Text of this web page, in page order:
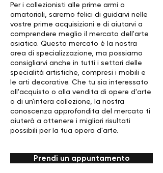
Per i collezionisti alle prime armi o
amatoriali, saremo felici di guidarvi nelle
vostre prime acquisizioni e di aiutarvi a
comprendere meglio il mercato dell'arte
asiatico. Questo mercato è la nostra
area di specializzazione, ma possiamo
consigliarvi anche in tutti i settori delle
specialità artistiche, compresi i mobili e
le arti decorative. Che tu sia interessato
all'acquisto o alla vendita di opere d'arte
o di un'intera collezione, la nostra
conoscenza approfondita del mercato ti
aiuterà a ottenere i migliori risultati
possibili per la tua opera d'arte.
Prendi un appuntamento